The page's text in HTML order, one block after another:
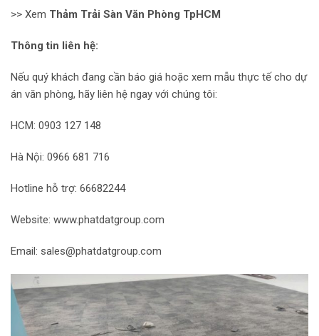
>> Xem Thảm Trải Sàn Văn Phòng TpHCM
Thông tin liên hệ:
Nếu quý khách đang cần báo giá hoặc xem mẫu thực tế cho dự
án văn phòng, hãy liên hệ ngay với chúng tôi:
HCM: 0903 127 148
Hà Nội: 0966 681 716
Hotline hỗ trợ: 66682244
Website: www.phatdatgroup.com
Email: sales@phatdatgroup.com